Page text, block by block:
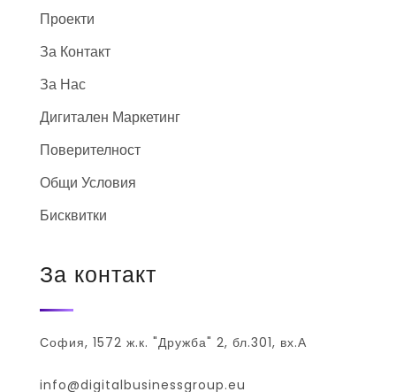
Проекти
За Контакт
За Нас
Дигитален Маркетинг
Поверителност
Общи Условия
Бисквитки
За контакт
София, 1572 ж.к. "Дружба" 2, бл.301, вх.А
info@digitalbusinessgroup.eu